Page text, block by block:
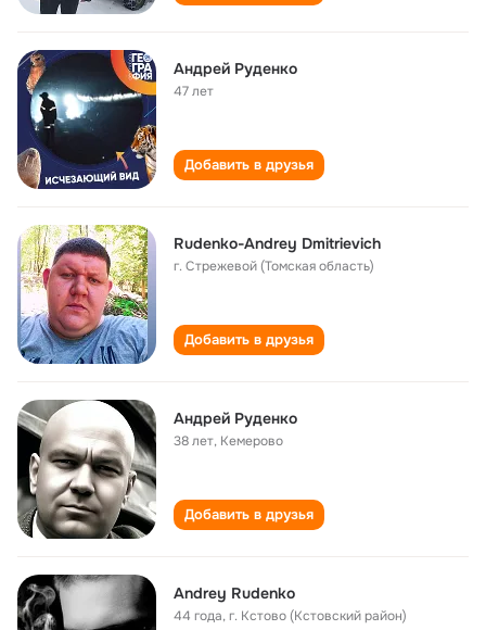
Андрей Руденко
47 лет
Добавить в друзья
Rudenko-Andrey Dmitrievich
г. Стрежевой (Томская область)
Добавить в друзья
Андрей Руденко
38 лет, Кемерово
Добавить в друзья
Andrey Rudenko
44 года,г. Кстово (Кстовский район)